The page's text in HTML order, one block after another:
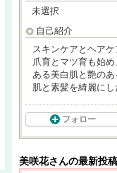
未選択
自己紹介
スキンケアとヘア
爪育とマツ育も始
ある美白肌と艶の
肌と素髪を綺麗にし
フォロー
美咲花さんの最新投稿